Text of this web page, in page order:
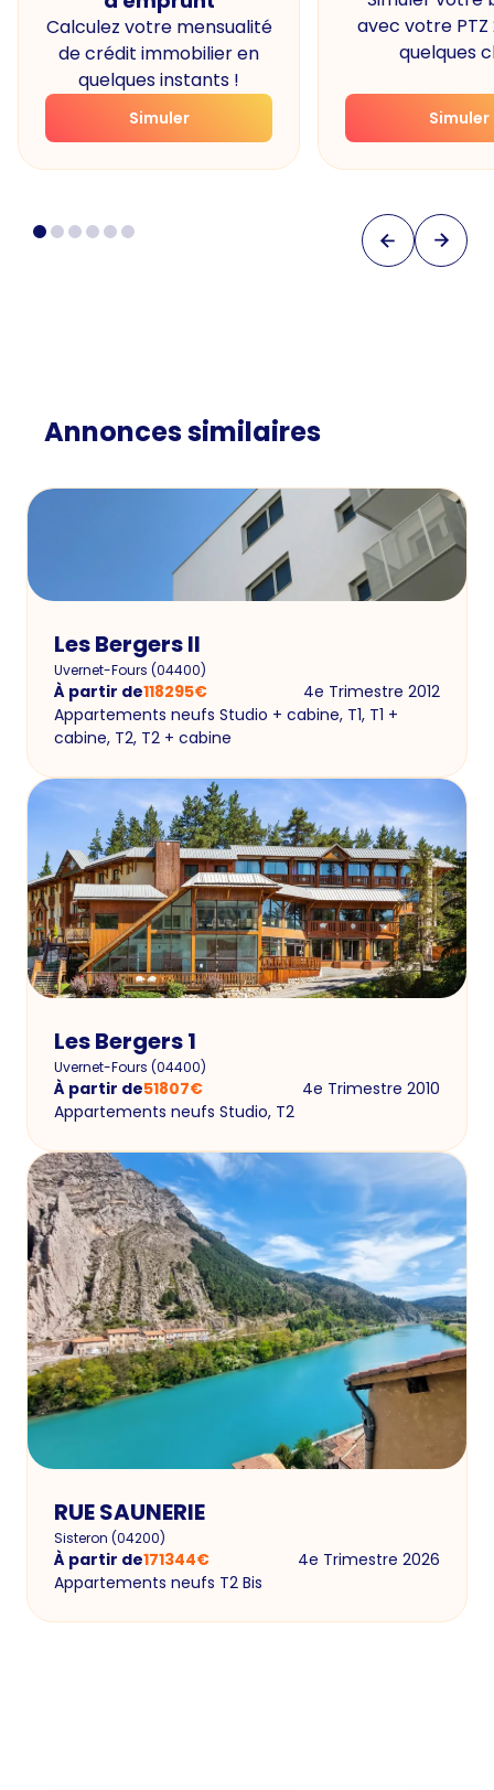
Calculez votre mensualité
de crédit immobilier en
quelques instants !
Simuler
avec votre PTZ
quelques
Simuler
Annonces similaires
Les Bergers II
Uvernet-Fours (04400)
À partir de118295€
4e Trimestre 2012
Appartements neufs Studio + cabine, T1, T1 +
cabine, T2, T2 + cabine
Les Bergers 1
Uvernet-Fours (04400)
À partir de51807€
4e Trimestre 2010
Appartements neufs Studio, T2
RUE SAUNERIE
Sisteron (04200)
À partir de171344€
4e Trimestre 2026
Appartements neufs T2 Bis